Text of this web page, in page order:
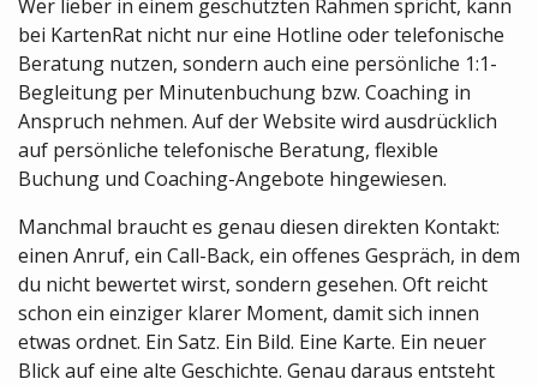
Wer lieber in einem geschützten Rahmen spricht, kann
bei KartenRat nicht nur eine Hotline oder telefonische
Beratung nutzen, sondern auch eine persönliche 1:1-
Begleitung per Minutenbuchung bzw. Coaching in
Anspruch nehmen. Auf der Website wird ausdrücklich
auf persönliche telefonische Beratung, flexible
Buchung und Coaching-Angebote hingewiesen.
Manchmal braucht es genau diesen direkten Kontakt:
einen Anruf, ein Call-Back, ein offenes Gespräch, in dem
du nicht bewertet wirst, sondern gesehen. Oft reicht
schon ein einziger klarer Moment, damit sich innen
etwas ordnet. Ein Satz. Ein Bild. Eine Karte. Ein neuer
Blick auf eine alte Geschichte. Genau daraus entsteht